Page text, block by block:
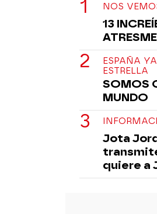
NOS
13
ESPAÑA
ESTRELLA
SOMOS
MUNDO
Jota
quiere a